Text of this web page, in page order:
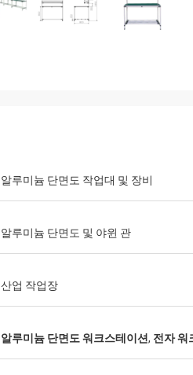
알루미늄 단면도 작업대 및 장비
알루미늄 단면도 및 야윈 관
산업 작업장
알루미늄 단면도 워크스테이션, 전자 워